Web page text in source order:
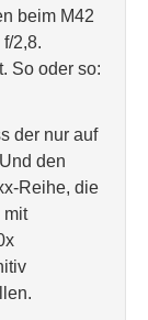
beim M42
2,8.
So oder so:
der nur auf
den
Reihe, die
mit